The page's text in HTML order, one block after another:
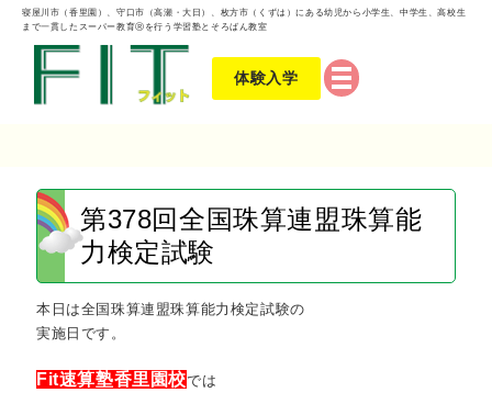
寝屋川市（香里園）、守口市（高瀬・大日）、枚方市（くずは）にある幼児から小学生、中学生、高校生
まで一貫したスーパー教育Ⓡを行う学習塾とそろばん教室
体験入学
第378回全国珠算連盟珠算能
力検定試験
本日は全国珠算連盟珠算能力検定試験の
実施日です。
Fit速算塾香里園校では